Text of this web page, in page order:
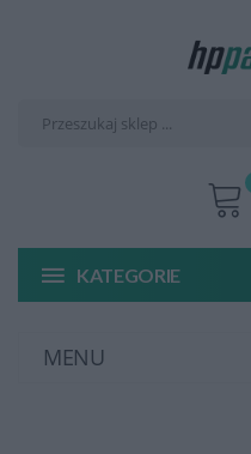
KATEGORIE
MENU